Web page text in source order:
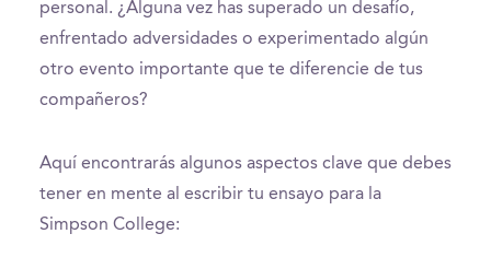
personal. ¿Alguna vez has superado un desafío,
enfrentado adversidades o experimentado algún
otro evento importante que te diferencie de tus
compañeros?
Aquí encontrarás algunos aspectos clave que debes
tener en mente al escribir tu ensayo para la
Simpson College: